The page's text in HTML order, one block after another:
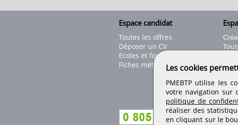
Espace candidat
Toutes les offres
Déposer un CV
Ecoles et formations
Fiches métiers
Nos
Les cookies
PMEBTP utilise les
votre navigation sur
politique de
réaliser des
en cliquant sur le